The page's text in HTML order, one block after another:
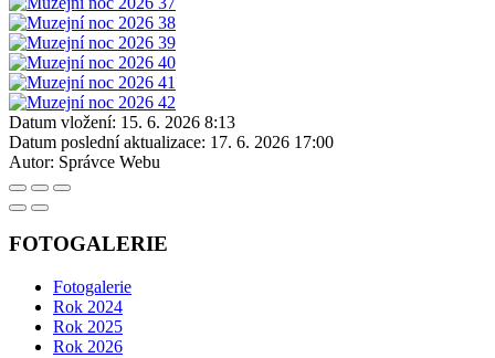
Datum vložení: 15. 6. 2026 8:13
Datum poslední aktualizace: 17. 6. 2026 17:00
Autor: Správce Webu
FOTOGALERIE
Fotogalerie
Rok 2024
Rok 2025
Rok 2026